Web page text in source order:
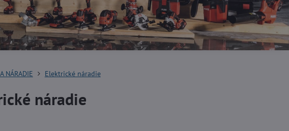
NÁRADIE Elektrické náradie
náradie